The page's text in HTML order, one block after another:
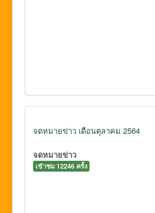
จดหมายข่าว เดือนตุลาคม 2564
จดหมายข่าว
เข้าชม 12246 ครั้ง